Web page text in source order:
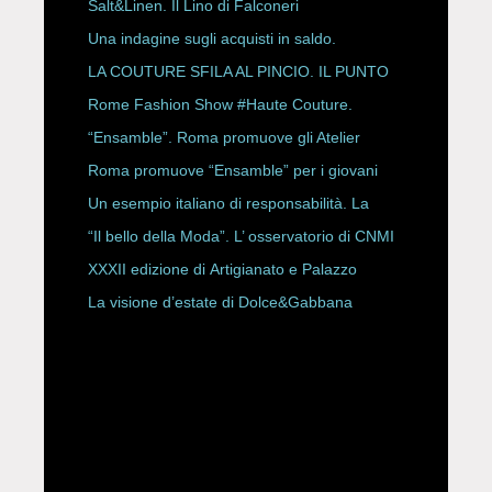
Salt&Linen. Il Lino di Falconeri
Una indagine sugli acquisti in saldo.
LA COUTURE SFILA AL PINCIO. IL PUNTO
CON ALESSANDRO ONORATO E
ROBERTA ANGELILLI
Rome Fashion Show #Haute Couture.
“Ensamble”. Roma promuove gli Atelier
Storici
Roma promuove “Ensamble” per i giovani
Un esempio italiano di responsabilità. La
Rete Slow Fiber
“Il bello della Moda”. L’ osservatorio di CNMI
XXXII edizione di Artigianato e Palazzo
La visione d’estate di Dolce&Gabbana